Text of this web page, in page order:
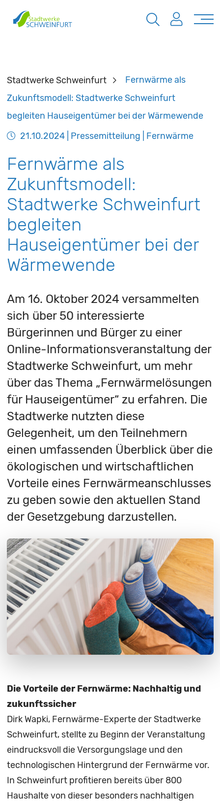
Stadtwerke Schweinfurt
Fernwärme als
Zukunftsmodell: Stadtwerke Schweinfurt
begleiten Hauseigentümer bei der Wärmewende
21.10.2024| Pressemitteilung | Fernwärme
Fernwärme als
Zukunftsmodell:
Stadtwerke Schweinfurt
begleiten
Hauseigentümer bei der
Wärmewende
Am 16. Oktober 2024 versammelten
sich über 50 interessierte
Bürgerinnen und Bürger zu einer
Online-Informationsveranstaltung der
Stadtwerke Schweinfurt, um mehr
über das Thema „Fernwärmelösungen
für Hauseigentümer“ zu erfahren. Die
Stadtwerke nutzten diese
Gelegenheit, um den Teilnehmern
einen umfassenden Überblick über die
ökologischen und wirtschaftlichen
Vorteile eines Fernwärmeanschlusses
zu geben sowie den aktuellen Stand
der Gesetzgebung darzustellen.
Die Vorteile der Fernwärme: Nachhaltig und
zukunftssicher
Dirk Wapki, Fernwärme-Experte der Stadtwerke
Schweinfurt, stellte zu Beginn der Veranstaltung
eindrucksvoll die Versorgungslage und den
technologischen Hintergrund der Fernwärme vor.
In Schweinfurt profitieren bereits über 800
Haushalte von dieser besonders nachhaltigen